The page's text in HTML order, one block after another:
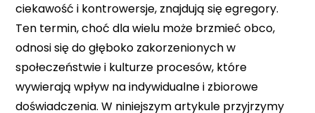
ciekawość i kontrowersje, znajdują się egregory.
Ten termin, choć dla wielu może brzmieć obco,
odnosi się do głęboko zakorzenionych w
społeczeństwie i kulturze procesów, które
wywierają wpływ na indywidualne i zbiorowe
doświadczenia. W niniejszym artykule przyjrzymy